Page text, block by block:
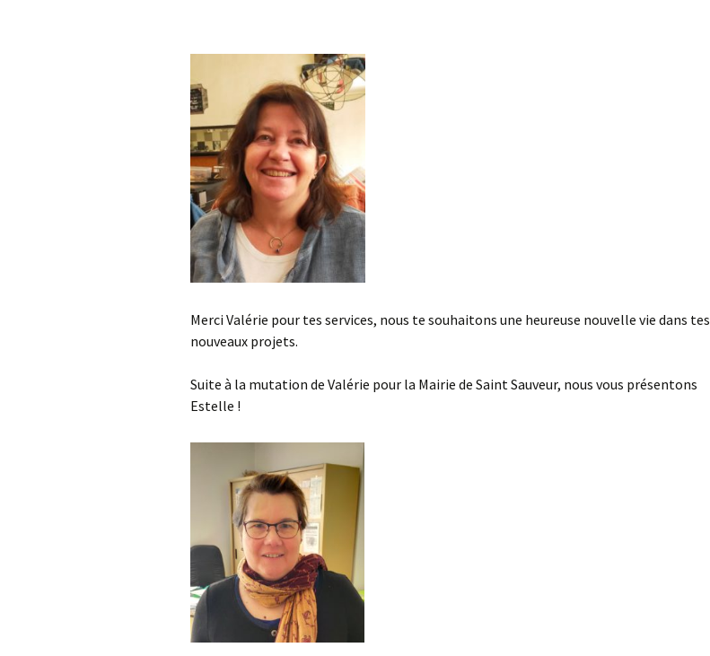
Merci Valérie pour tes services, nous te souhaitons une heureuse nouvelle vie dans tes
nouveaux projets.
Suite à la mutation de Valérie pour la Mairie de Saint Sauveur, nous vous présentons
Estelle !